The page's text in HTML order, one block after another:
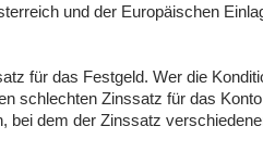
und der Europäischen
für das Festgeld. Wer die
schlechten Zinssatz für das
dem der Zinssatz